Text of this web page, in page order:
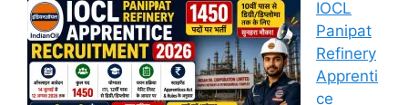
IOCL
Panipat
Refinery
Apprenti
ce